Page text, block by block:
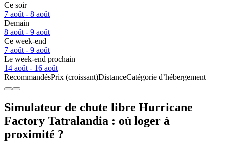
Ce soir
7 août - 8 août
Demain
8 août - 9 août
Ce week-end
7 août - 9 août
Le week-end prochain
14 août - 16 août
RecommandésPrix (croissant)DistanceCatégorie d’hébergement
Simulateur de chute libre Hurricane
Factory Tatralandia : où loger à
proximité ?